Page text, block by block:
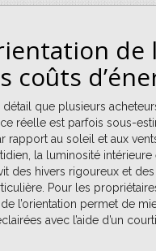
coûts
détail que plusieurs
réelle est parfois sous-
rapport au soleil et aux
la luminosité intérieure
des hivers rigoureux et
Pour les
l’orientation permet de
avec l’aide d’un